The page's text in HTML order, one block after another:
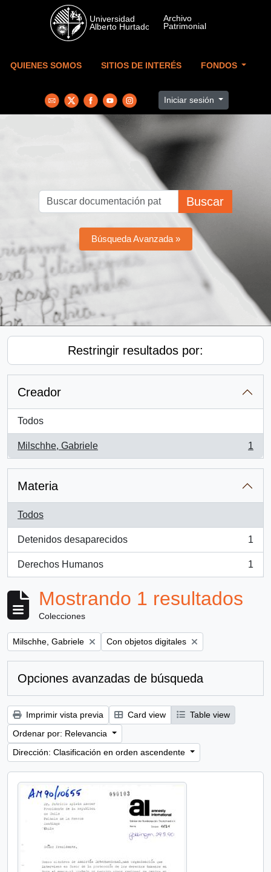
Skip to main content
QUIENES SOMOS SITIOS DE INTERÉS FONDOS
Iniciar sesión
Buscar
Búsqueda Avanzada »
Restringir resultados por:
Creador
Todos
Milschhe, Gabriele
, 1 resultados
1
Materia
Todos
Detenidos desaparecidos
, 1 resultados
1
Derechos Humanos
, 1 resultados
1
Mostrando 1 resultados
Colecciones
Remove filter:
Milschhe, Gabriele Remove filter:
Con objetos digitales
Opciones avanzadas de búsqueda
Imprimir vista previa Card view
Table view
Ordenar por: Relevancia
Dirección: Clasificación en orden ascendente